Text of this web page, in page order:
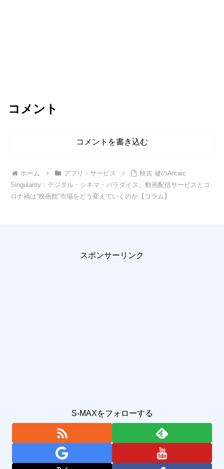
コメント
コメントを書き込む
ホーム アプリ・サービス
秋吉 健のArcaic
Singularity：デジタル・シネマ・パラダイス。動画配信サービスとコ
ロナ禍は“映画館”市場をどう変えていくのか【コラム】
スポンサーリンク
S-MAXをフォローする